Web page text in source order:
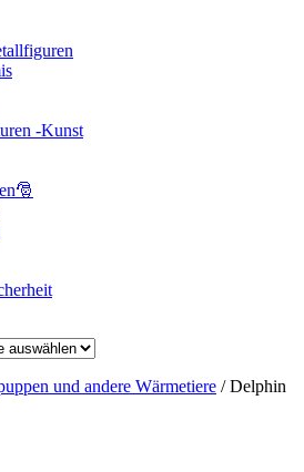
-Kunst
und andere Wärmetiere / Delphin